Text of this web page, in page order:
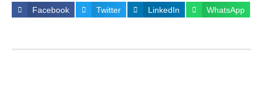
Facebook Twitter LinkedIn WhatsApp